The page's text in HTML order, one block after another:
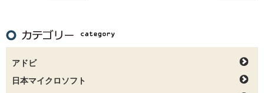
アドビ
日本マイクロソフト